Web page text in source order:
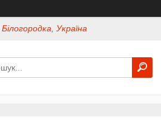
Україна